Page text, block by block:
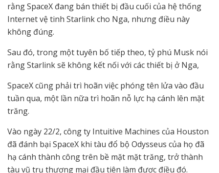
rằng SpaceX đang bán thiết bị đầu cuối của hệ thống
Internet vệ tinh Starlink cho Nga, nhưng điều này
không đúng.
Sau đó, trong một tuyên bố tiếp theo, tỷ phú Musk nói
rằng Starlink sẽ không kết nối với các thiết bị ở Nga,
SpaceX cũng phải trì hoãn việc phóng tên lửa vào đầu
tuần qua, một lần nữa trì hoãn nỗ lực hạ cánh lên mặt
trăng.
Vào ngày 22/2, công ty Intuitive Machines của Houston
đã đánh bại SpaceX khi tàu đổ bộ Odysseus của họ đã
hạ cánh thành công trên bề mặt mặt trăng, trở thành
tàu vũ trụ thương mại đầu tiên làm được điều đó.